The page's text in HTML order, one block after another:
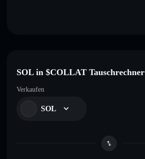
SOL in $COLLAT Tauschrechner
Verkaufen
SOL